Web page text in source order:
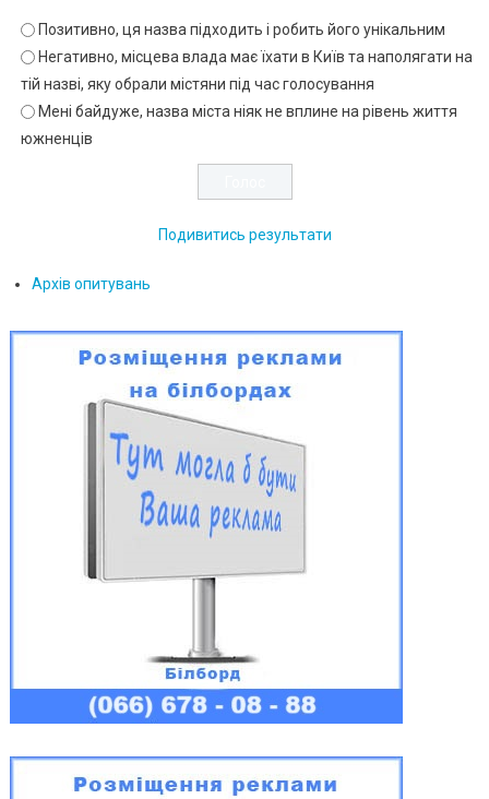
Позитивно, ця назва підходить і робить його унікальним
Негативно, місцева влада має їхати в Київ та наполягати на
тій назві, яку обрали містяни під час голосування
Мені байдуже, назва міста ніяк не вплине на рівень життя
южненців
Подивитись результати
Архів опитувань